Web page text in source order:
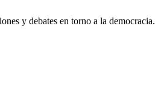
y debates en torno a la democracia.